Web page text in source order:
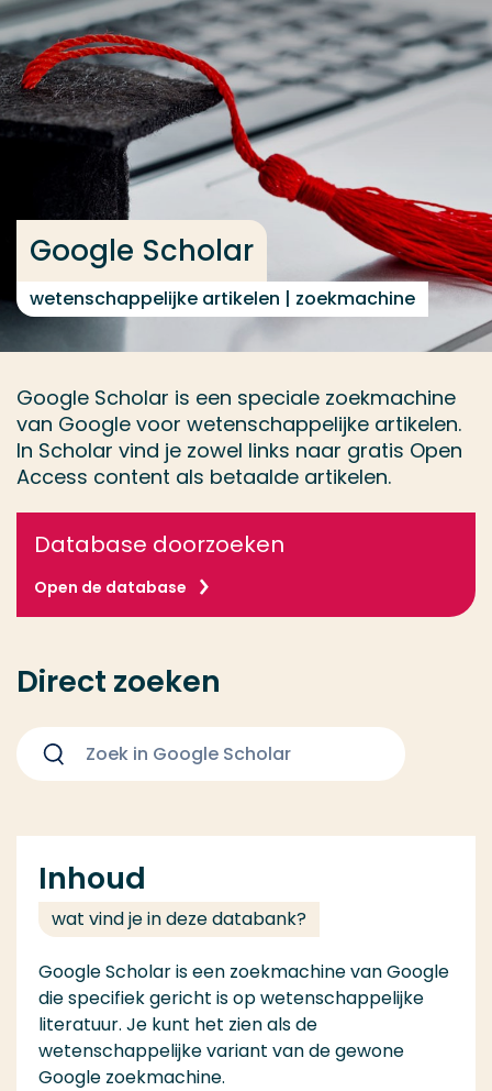
Ga direct naar de content
... > Google Scholar
Google Scholar
wetenschappelijke artikelen | zoekmachine
Google Scholar is een speciale zoekmachine
van Google voor wetenschappelijke artikelen.
In Scholar vind je zowel links naar gratis Open
Access content als betaalde artikelen.
Database doorzoeken
Open de database
Direct zoeken
Zoeken
Inhoud
wat vind je in deze databank?
Google Scholar is een zoekmachine van Google
die specifiek gericht is op wetenschappelijke
literatuur. Je kunt het zien als de
wetenschappelijke variant van de gewone
Google zoekmachine.
Veel gezocht
Opleiding